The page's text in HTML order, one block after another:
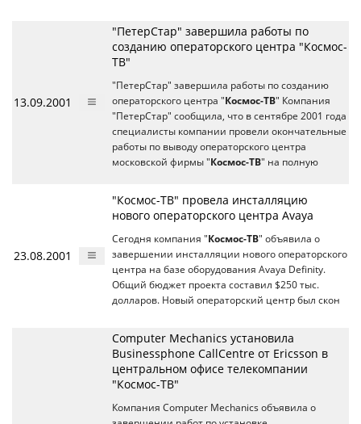
13.09.2001
"ПетерСтар" завершила работы по
созданию операторского центра "Космос-
ТВ"
"ПетерСтар" завершила работы по созданию
операторского центра "Космос-ТВ" Компания
"ПетерСтар" сообщила, что в сентябре 2001 года
специалисты компании провели окончательные
работы по выводу операторского центра
московской фирмы "Космос-ТВ" на полную
23.08.2001
"Космос-ТВ" провела инсталляцию
нового операторского центра Аvaya
Сегодня компания "Космос-ТВ" объявила о
завершении инсталляции нового операторского
центра на базе оборудования Avaya Definity.
Общий бюджет проекта составил $250 тыс.
долларов. Новый операторский центр был скон
Computer Mechanics установила
Businessphone CallCentre от Ericsson в
центральном офисе телекомпании
"Космос-ТВ"
Компания Computer Mechanics объявила о